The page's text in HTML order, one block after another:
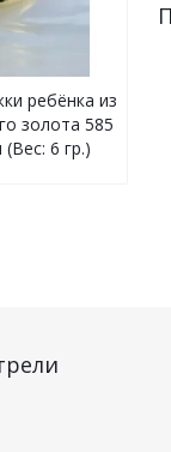
ребёнка из
золота 585
6 гр.)